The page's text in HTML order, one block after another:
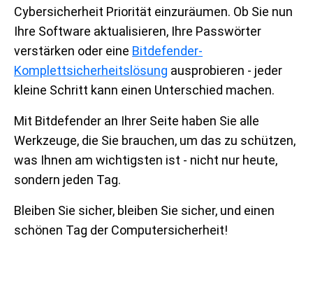
Cybersicherheit Priorität einzuräumen. Ob Sie nun
Ihre Software aktualisieren, Ihre Passwörter
verstärken oder eine Bitdefender-
Komplettsicherheitslösung ausprobieren - jeder
kleine Schritt kann einen Unterschied machen.
Mit Bitdefender an Ihrer Seite haben Sie alle
Werkzeuge, die Sie brauchen, um das zu schützen,
was Ihnen am wichtigsten ist - nicht nur heute,
sondern jeden Tag.
Bleiben Sie sicher, bleiben Sie sicher, und einen
schönen Tag der Computersicherheit!